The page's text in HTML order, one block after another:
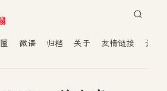
微语 归档 关于 友情链接 读者